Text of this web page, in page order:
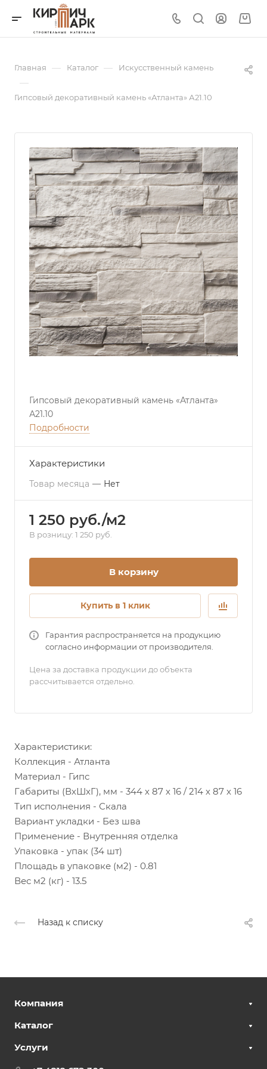
Главная — Каталог — Искусственный камень
—
Гипсовый декоративный камень «Атланта» А21.10
Гипсовый декоративный камень «Атланта»
А21.10
Подробности
Характеристики
Товар месяца — Нет
1 250 руб./м2
В розницу: 1 250 руб.
В корзину
Купить в 1 клик
Гарантия распространяется на продукцию
согласно информации от производителя.
Цена за доставка продукции до объекта
рассчитывается отдельно.
Характеристики:
Коллекция - Атланта
Материал - Гипс
Габариты (ВхШхГ), мм - 344 х 87 х 16 / 214 х 87 х 16
Тип исполнения - Скала
Вариант укладки - Без шва
Применение - Внутренняя отделка
Упаковка - упак (34 шт)
Площадь в упаковке (м2) - 0.81
Вес м2 (кг) - 13.5
Назад к списку
Компания
Каталог
Услуги